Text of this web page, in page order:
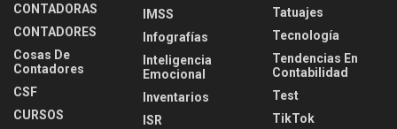
CONTADORAS
CONTADORES
Cosas De
Contadores
CSF
CURSOS
IMSS
Infografías
Inteligencia
Emocional
Inventarios
ISR
Tatuajes
Tecnología
Tendencias En
Contabilidad
Test
TikTok